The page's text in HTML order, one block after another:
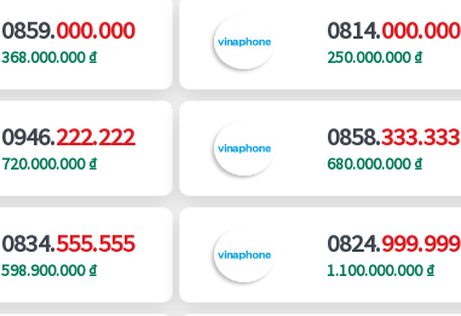
0859.000.000
368.000.000 ₫
0814.000.000
250.000.000 ₫
0946.222.222
720.000.000 ₫
0858.333.333
680.000.000 ₫
0834.555.555
598.900.000 ₫
0824.999.999
1.100.000.000 ₫